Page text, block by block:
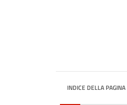
INDICE DELLA PAGINA